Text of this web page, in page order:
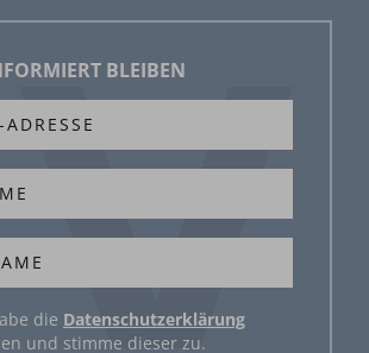
BLEIBEN
die Datenschutzerklärung
und stimme dieser zu.